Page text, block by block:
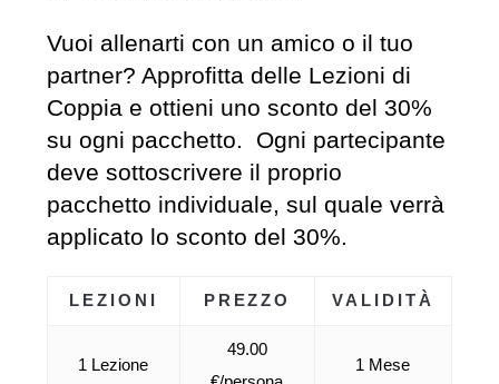
Vuoi allenarti con un amico o il tuo
partner? Approfitta delle Lezioni di
Coppia e ottieni uno sconto del 30%
su ogni pacchetto. Ogni partecipante
deve sottoscrivere il proprio
pacchetto individuale, sul quale verrà
applicato lo sconto del 30%.
LEZIONI PREZZO VALIDITÀ
1 Lezione
49.00
1 Mese